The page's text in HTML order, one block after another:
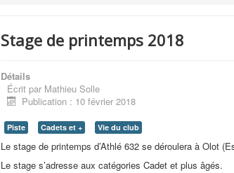
Stage de printemps 2018
Détails
Écrit par Mathieu Solle
Publication : 10 février 2018
Piste Cadets et + Vie du club
Le stage de printemps d’Athlé 632 se déroulera à Olot
Le stage s’adresse aux catégories Cadet et plus âgés.